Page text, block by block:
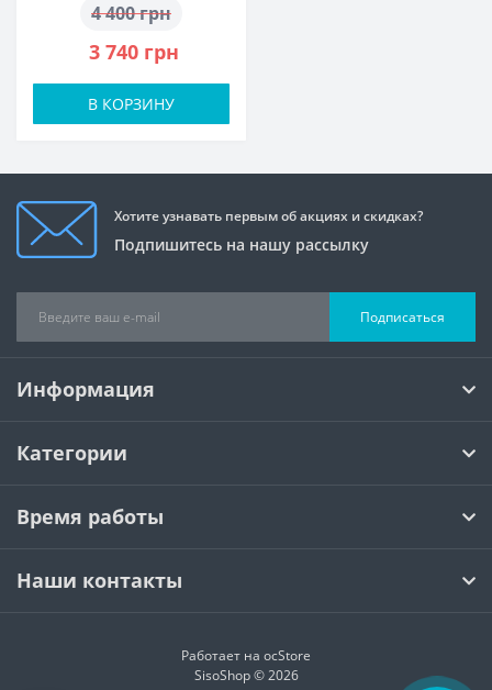
4 400 грн
3 740 грн
В КОРЗИНУ
Хотите узнавать первым об акциях и скидках?
Подпишитесь на нашу рассылку
Подписаться
Информация
Категории
Время работы
Наши контакты
Работает на ocStore
SisoShop © 2026